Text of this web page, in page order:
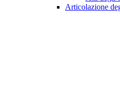
Articolazione